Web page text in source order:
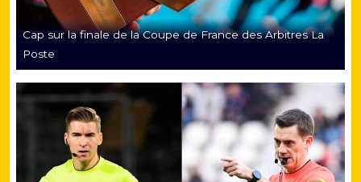
Cap sur la finale de la Coupe de France des Arbitres La
Poste